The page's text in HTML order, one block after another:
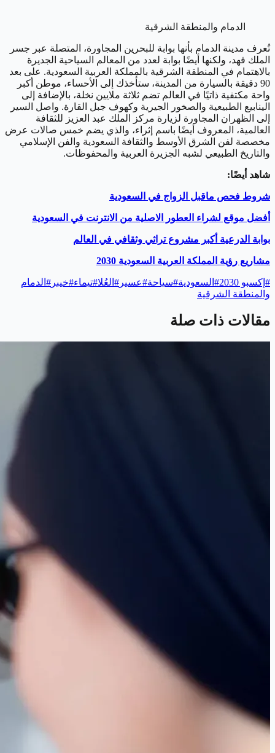
الدمام والمنطقة الشرقية
تُعرف مدينة الدمام بأنها بوابة للبحرين المجاورة، المتصلة عبر جسر
الملك فهد، ولكنها أيضًا بوابة لعدد من المعالم السياحية الجديرة
بالاهتمام في المنطقة الشرقية بالمملكة العربية السعودية. على بعد
90 دقيقة بالسيارة من المدينة، ستأخذك إلى الأحساء، موطن أكبر
واحة مكتفية ذاتيًا في العالم تضم ثلاثة ملايين نخلة، بالإضافة إلى
الينابيع الطبيعية والصخور الجيرية وكهوف جبل القارة. واصل السير
إلى الظهران المجاورة لزيارة مركز الملك عبد العزيز للثقافة
العالمية، المعروف أيضًا باسم إثراء، والذي يضم خمس صالات عرض
مخصصة لفن الشرق الأوسط والثقافة السعودية والفن الإسلامي
والتاريخ الطبيعي لشبه الجزيرة العربية والمحفوظات.
شاهد أيضًا:
شروط فحص ماقبل الزواج في السعودية
أفضل موقع لشراء العطور الاصلية من الانترنت في السعودية
بوابة الدرعية أكبر مشروع تراثي وثقافي في العالم
مشاريع رؤية المملكة العربية السعودية 2030
# إكسبو 2030 # السعودية#سياحة#عسير # العُلا#تيماء#خيبر # الدمام
والمنطقة الشرقية
مقالات ذات صلة